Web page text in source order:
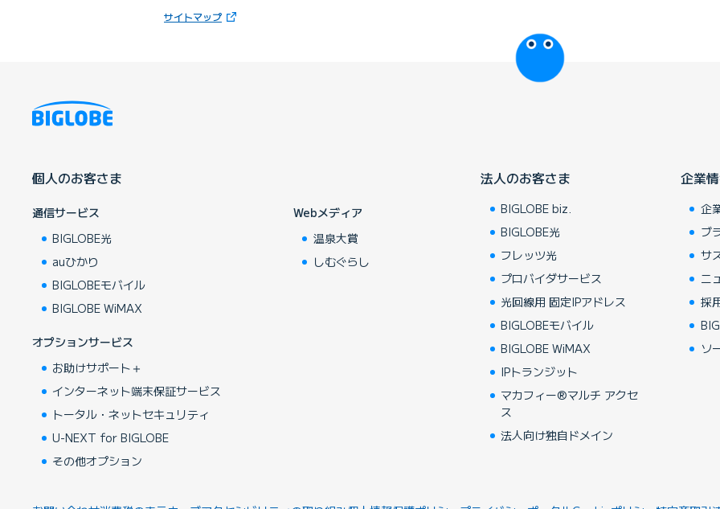
サイトマップ（新しいタブで開きます）
びっぷるのページ
個人のお客さま
通信サービス
BIGLOBE光
auひかり
BIGLOBEモバイル
BIGLOBE WiMAX
オプションサービス
お助けサポート＋
インターネット端末保証サービス
トータル・ネットセキュリティ
U-NEXT for BIGLOBE
その他オプション
Webメディア
温泉大賞
しむぐらし
法人のお客さま
BIGLOBE biz.
BIGLOBE光
フレッツ光
プロバイダサービス
光回線用 固定IPアドレス
BIGLOBEモバイル
BIGLOBE WiMAX
IPトランジット
マカフィー®マルチ アクセ
ス
法人向け独自ドメイン
企業
企
ブ
サ
ニ
採
ソ